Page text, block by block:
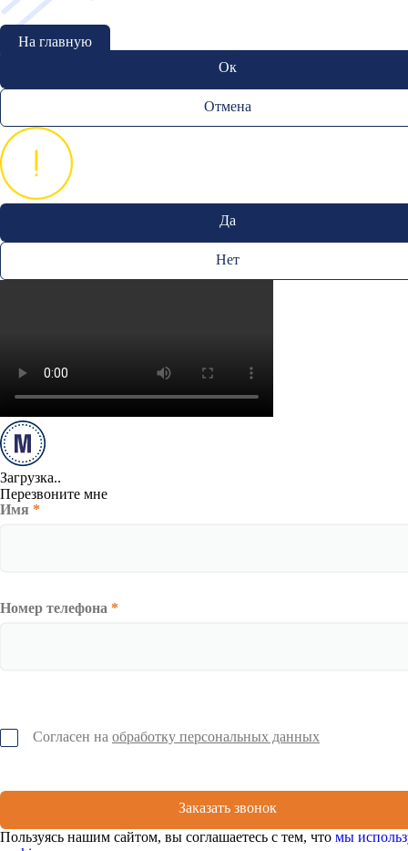
На главную
Ок
Отмена
Да
Нет
Загрузка..
Перезвоните мне
Имя *
Номер телефона *
Согласен на обработку персональных данных
Заказать звонок
Пользуясь нашим сайтом, вы соглашаетесь с тем, что мы